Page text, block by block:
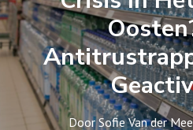
DoorSofie Van der